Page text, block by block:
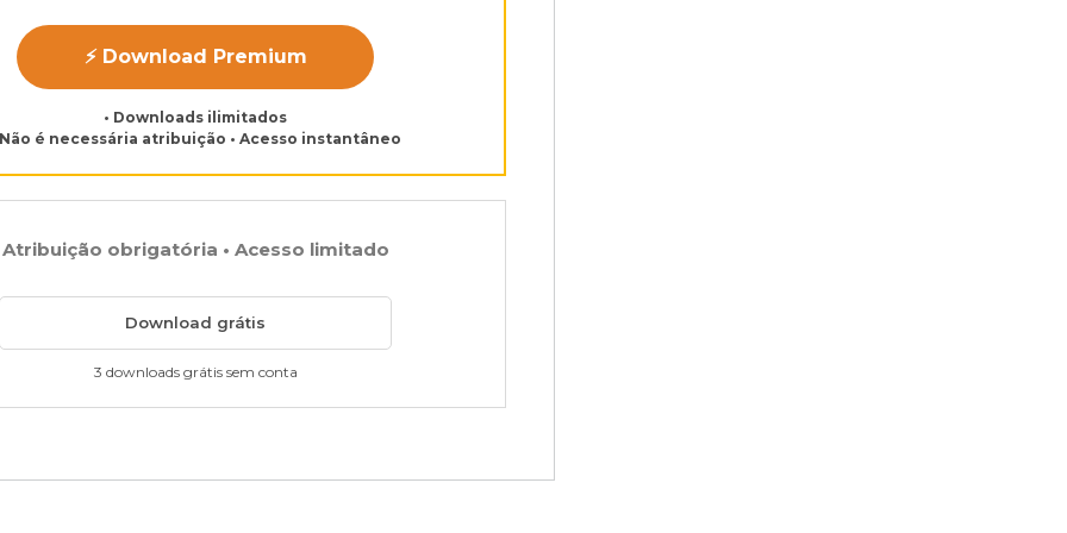
⚡ Download Premium
• Downloads ilimitados
Não é necessária atribuição • Acesso instantâneo
Atribuição obrigatória • Acesso limitado
Download grátis
3 downloads grátis sem conta